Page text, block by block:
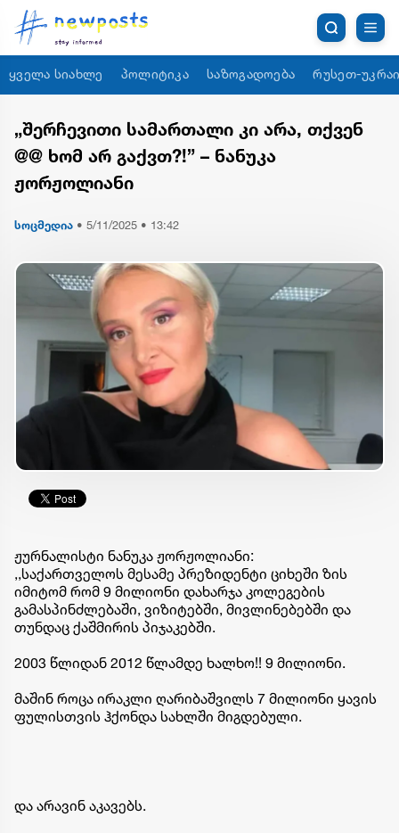
ყველა სიახლე პოლიტიკა საზოგადოება რუსეთ-
„შერჩევითი სამართალი კი არა, თქვენ
@@ ხომ არ გაქვთ?!” – ნანუკა
ჟორჟოლიანი
სოცმედია • 5/11/2025 • 13:42
ჟურნალისტი ნანუკა ჟორჟოლიანი:
,,საქართველოს მესამე პრეზიდენტი ციხეში ზის
იმიტომ რომ 9 მილიონი დახარჯა კოლეგების
გამასპინძლებაში, ვიზიტებში, მივლინებებში და
თუნდაც ქაშმირის პიჯაკებში.
2003 წლიდან 2012 წლამდე ხალხო!! 9 მილიონი.
მაშინ როცა ირაკლი ღარიბაშვილს 7 მილიონი ყავის
ფულისთვის ჰქონდა სახლში მიგდებული.
და არავინ აკავებს.